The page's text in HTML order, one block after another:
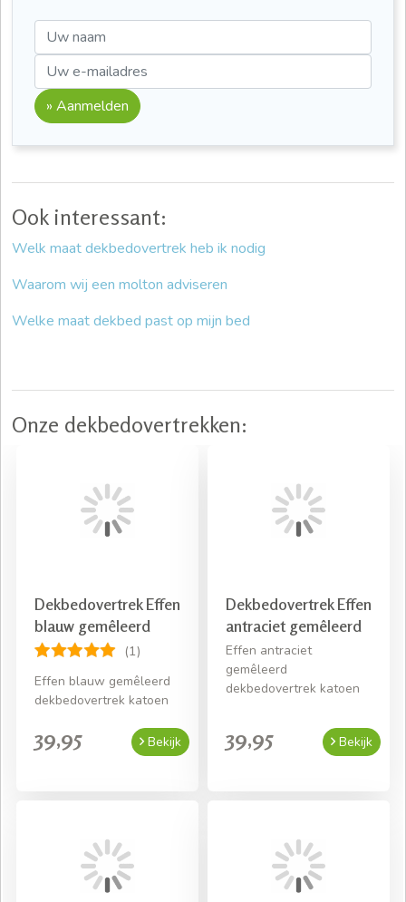
» Aanmelden
Ook interessant:
Welk maat dekbedovertrek heb ik nodig
Waarom wij een molton adviseren
Welke maat dekbed past op mijn bed
Onze dekbedovertrekken:
Dekbedovertrek Effen
blauw gemêleerd
(1)
Effen blauw gemêleerd
dekbedovertrek katoen
39,95 Bekijk
Dekbedovertrek Effen
antraciet gemêleerd
Effen antraciet
gemêleerd
dekbedovertrek katoen
39,95 Bekijk